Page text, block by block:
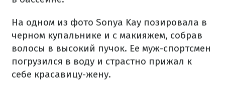
На одном из фото Sonya Kay позировала в
черном купальнике и с макияжем, собрав
волосы в высокий пучок. Ее муж-спортсмен
погрузился в воду и страстно прижал к
себе красавицу-жену.